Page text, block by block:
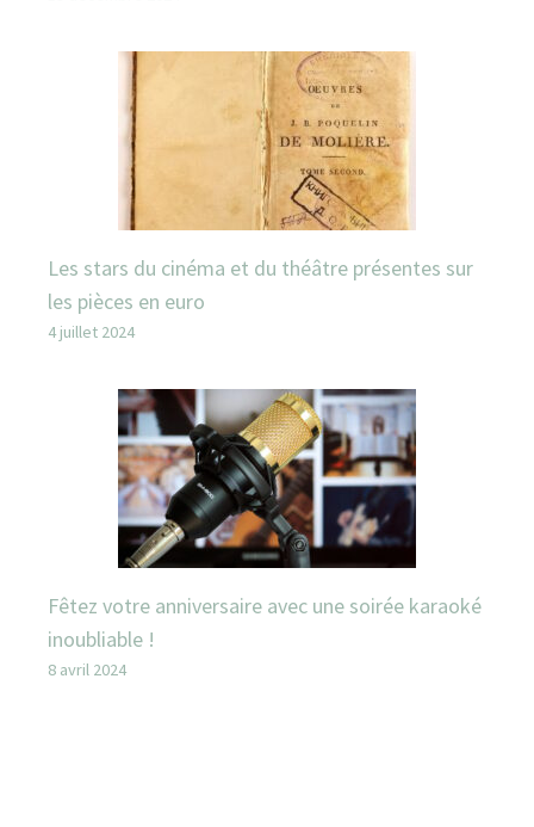
Les stars du cinéma et du théâtre présentes sur
les pièces en euro
4 juillet 2024
Fêtez votre anniversaire avec une soirée karaoké
inoubliable !
8 avril 2024